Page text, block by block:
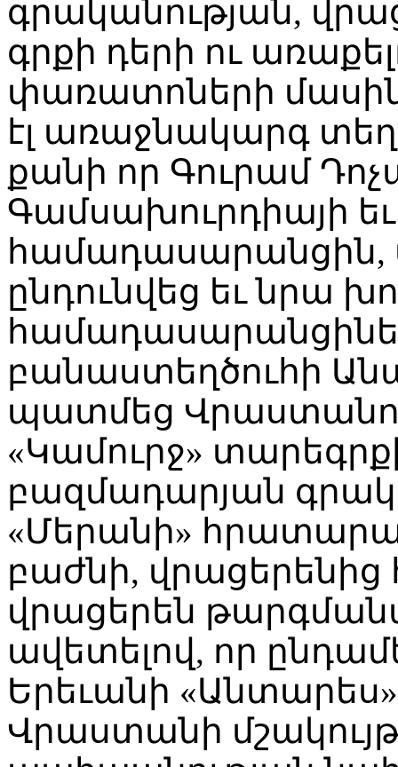
գրականության,
գրքի դերի ու
փառատոների
էլ առաջնակարգ
քանի որ Գուրամ
Գամսախուրդիայի
համադասարանցին,
ընդունվեց եւ նրա
բանաստեղծուհի
պատմեց
«Կամուրջ»
բազմադարյան
«Մերանի»
բաժնի, վրացերենից
վրացերեն
ավետելով, որ
Երեւանի
Վրաստանի